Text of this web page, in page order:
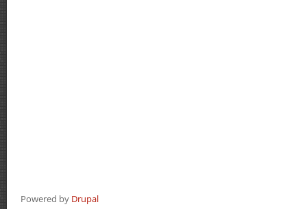
Powered by Drupal